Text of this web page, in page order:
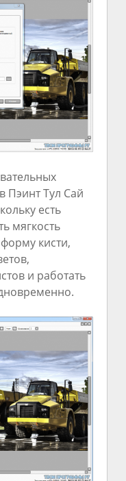
Пэинт Тул Сай
есть
мягкость
кисти,
и работать